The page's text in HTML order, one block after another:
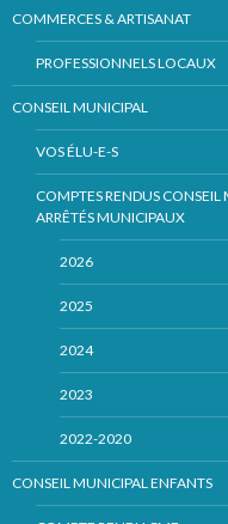
COMMERCES & ARTISANAT
PROFESSIONNELS LOCAUX
CONSEIL MUNICIPAL
VOS ÉLU-E-S
COMPTES RENDUS
ARRÊTÉS MUNICIPAUX
2026
2025
2024
2023
2022-2020
CONSEIL MUNICIPAL ENFANTS